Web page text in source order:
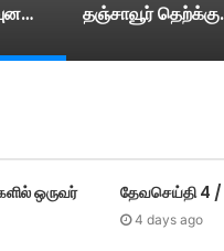
ராகுல் M.P மவுனமாக இருப்பது ஏன்? –ரவி சங்கர் பிரசாத் M.P பா ஜ சாடல்… தஞ்சாவூர்
ஒருவர்
தேவசெய்தி 4
4 days ago